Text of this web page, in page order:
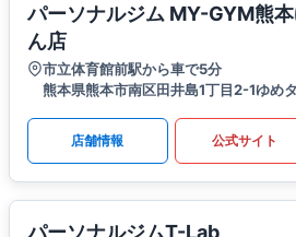
パーソナルジム MY-GYM熊
ん店
市立体育館前駅から車で5分
熊本県熊本市南区田井島1丁目2-1ゆめ
店舗情報 公式サイト
パーソナルジムT-Lab